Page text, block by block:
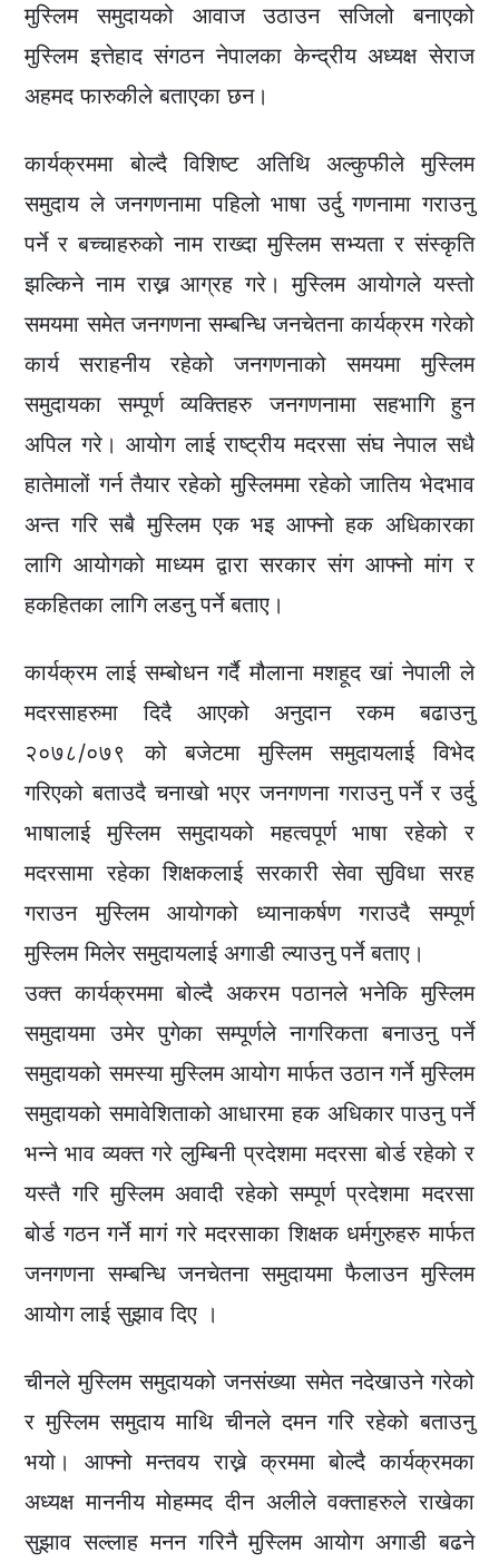
मुस्लिम समुदायको आवाज उठाउन सजिलो बनाएको
मुस्लिम इत्तेहाद संगठन नेपालका केन्द्रीय अध्यक्ष सेराज
अहमद फारुकीले बताएका छन।
कार्यक्रममा बोल्दै विशिष्ट अतिथि अल्कुफीले मुस्लिम
समुदाय ले जनगणनामा पहिलो भाषा उर्दु गणनामा गराउनु
पर्ने र बच्चाहरुको नाम राख्दा मुस्लिम सभ्यता र संस्कृति
झल्किने नाम राख्न आग्रह गरे। मुस्लिम आयोगले यस्तो
समयमा समेत जनगणना सम्बन्धि जनचेतना कार्यक्रम गरेको
कार्य सराहनीय रहेको जनगणनाको समयमा मुस्लिम
समुदायका सम्पूर्ण व्यक्तिहरु जनगणनामा सहभागि हुन
अपिल गरे। आयोग लाई राष्ट्रीय मदरसा संघ नेपाल सधै
हातेमालों गर्न तैयार रहेको मुस्लिममा रहेको जातिय भेदभाव
अन्त गरि सबै मुस्लिम एक भइ आफ्नो हक अधिकारका
लागि आयोगको माध्यम द्वारा सरकार संग आफ्नो मांग र
हकहितका लागि लडनु पर्ने बताए।
कार्यक्रम लाई सम्बोधन गर्दै मौलाना मशहूद खां नेपाली ले
मदरसाहरुमा दिदै आएको अनुदान रकम बढाउनु
२०७८/०७९ को बजेटमा मुस्लिम समुदायलाई विभेद
गरिएको बताउदै चनाखो भएर जनगणना गराउनु पर्ने र उर्दु
भाषालाई मुस्लिम समुदायको महत्वपूर्ण भाषा रहेको र
मदरसामा रहेका शिक्षकलाई सरकारी सेवा सुविधा सरह
गराउन मुस्लिम आयोगको ध्यानाकर्षण गराउदै सम्पूर्ण
मुस्लिम मिलेर समुदायलाई अगाडी ल्याउनु पर्ने बताए।
उक्त कार्यक्रममा बोल्दै अकरम पठानले भनेकि मुस्लिम
समुदायमा उमेर पुगेका सम्पूर्णले नागरिकता बनाउनु पर्ने
समुदायको समस्या मुस्लिम आयोग मार्फत उठान गर्ने मुस्लिम
समुदायको समावेशिताको आधारमा हक अधिकार पाउनु पर्ने
भन्ने भाव व्यक्त गरे लुम्बिनी प्रदेशमा मदरसा बोर्ड रहेको र
यस्तै गरि मुस्लिम अवादी रहेको सम्पूर्ण प्रदेशमा मदरसा
बोर्ड गठन गर्ने मागं गरे मदरसाका शिक्षक धर्मगुरुहरु मार्फत
जनगणना सम्बन्धि जनचेतना समुदायमा फैलाउन मुस्लिम
आयोग लाई सुझाव दिए ।
चीनले मुस्लिम समुदायको जनसंख्या समेत नदेखाउने गरेको
र मुस्लिम समुदाय माथि चीनले दमन गरि रहेको बताउनु
भयो। आफ्नो मन्तवय राख्ने क्रममा बोल्दै कार्यक्रमका
अध्यक्ष माननीय मोहम्मद दीन अलीले वक्ताहरुले राखेका
सुझाव सल्लाह मनन गरिनै मुस्लिम आयोग अगाडी बढने